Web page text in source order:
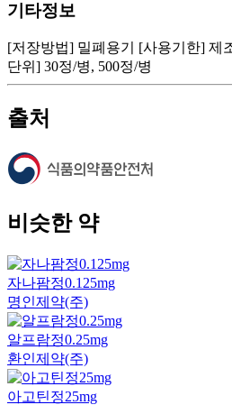
기타정보
[저장방법] 밀폐용기 [사용기한] 제
단위] 30정/병, 500정/병
출처
비슷한 약
자나팜정0.125mg
명인제약(주)
알프람정0.25mg
환인제약(주)
아고틴정25mg